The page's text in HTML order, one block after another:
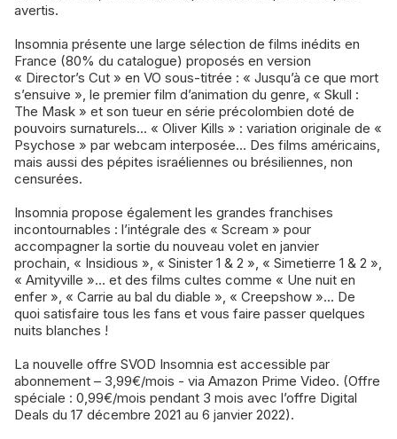
avertis.
Insomnia présente une large sélection de films inédits en
France (80% du catalogue) proposés en version
« Director’s Cut » en VO sous-titrée : « Jusqu’à ce que mort
s’ensuive », le premier film d’animation du genre, « Skull :
The Mask » et son tueur en série précolombien doté de
pouvoirs surnaturels... « Oliver Kills » : variation originale de «
Psychose » par webcam interposée... Des films américains,
mais aussi des pépites israéliennes ou brésiliennes, non
censurées.
Insomnia propose également les grandes franchises
incontournables : l’intégrale des « Scream » pour
accompagner la sortie du nouveau volet en janvier
prochain, « Insidious », « Sinister 1 & 2 », « Simetierre 1 & 2 »,
« Amityville »... et des films cultes comme « Une nuit en
enfer », « Carrie au bal du diable », « Creepshow »... De
quoi satisfaire tous les fans et vous faire passer quelques
nuits blanches !
La nouvelle offre SVOD Insomnia est accessible par
abonnement – 3,99€/mois - via Amazon Prime Video. (Offre
spéciale : 0,99€/mois pendant 3 mois avec l’offre Digital
Deals du 17 décembre 2021 au 6 janvier 2022).